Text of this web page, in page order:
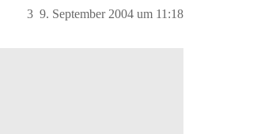
9. September 2004 um 11:18
3